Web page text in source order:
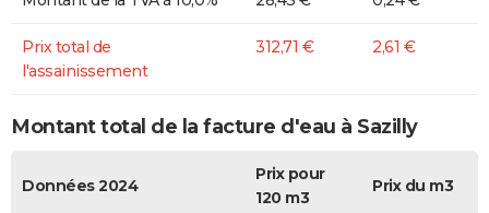
Prix total de
l'assainissement
312,71 € 2,61 €
Montant total de la facture d'eau à Sazilly
Données 2024
Prix pour
120 m3
Prix du m3